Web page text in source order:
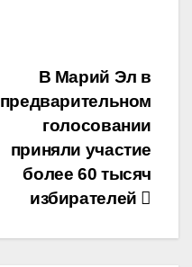
В Марий Эл в
предварительном
голосовании
приняли участие
более 60 тысяч
избирателей